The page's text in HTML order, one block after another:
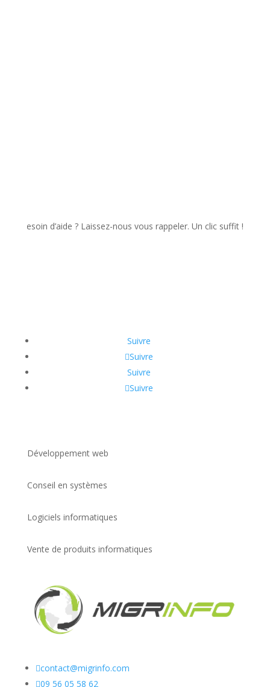
d’aide ? Laissez-nous vous rappeler. Un clic suffit !
Suivre
Suivre
Suivre
Suivre
Développement web
Conseil en systèmes
Logiciels informatiques
Vente de produits informatiques
contact@migrinfo.com
09 56 05 58 62